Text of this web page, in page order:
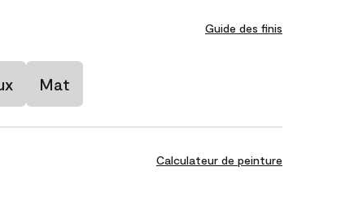
Guide des finis
Mat
Calculateur de peinture